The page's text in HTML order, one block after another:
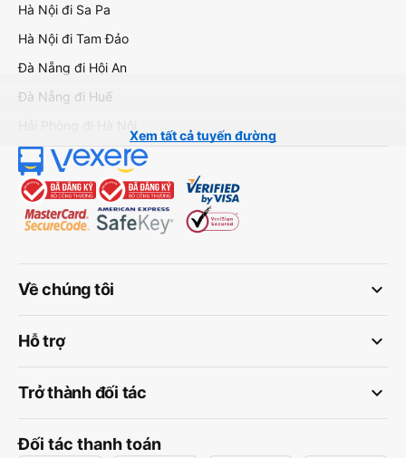
Hà Nội đi Sa Pa
Hà Nội đi Tam Đảo
Đà Nẵng đi Hội An
Đà Nẵng đi Huế
Xem tất cả tuyến đường
keyboard_arrow_down
Về chúng tôi
keyboard_arrow_down
Hỗ trợ
keyboard_arrow_down
Trở thành đối tác
Đối tác thanh toán